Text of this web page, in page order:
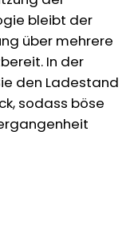
bleibt der
über mehrere
In der
den Ladestand
sodass böse